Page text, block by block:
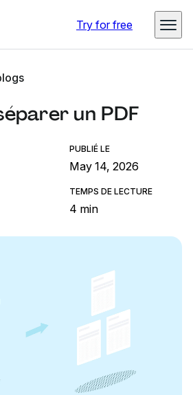
Try for free
un PDF
PUBLIÉ LE
May 14, 2026
TEMPS DE LECTURE
4 min